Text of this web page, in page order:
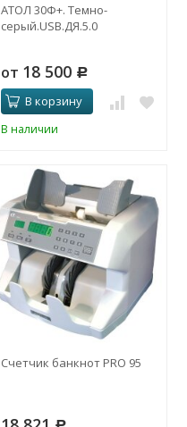
АТОЛ 30Ф+. Темно-
серый.USB.ДЯ.5.0
от 18 500 Р
В корзину
В наличии
Cчетчик банкнот PRO 95
Р